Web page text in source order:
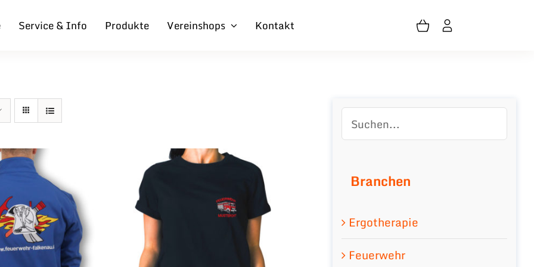
Service & Info Produkte Vereinshops Kontakt
Branchen
Ergotherapie
Feuerwehr